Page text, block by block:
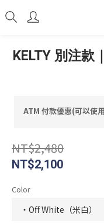
KELTY 別注款
ATM 付款優惠(可以
NT$2,480
NT$2,100
Color